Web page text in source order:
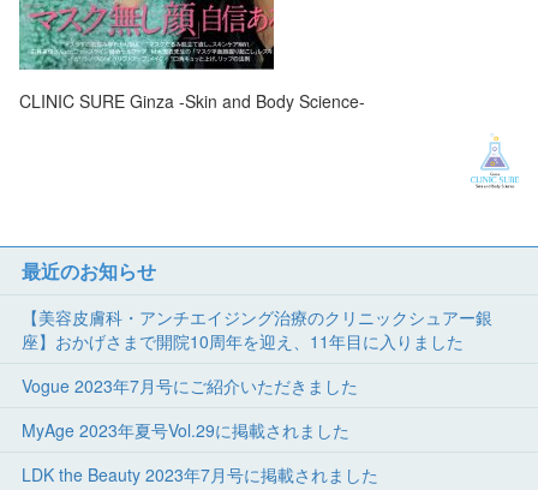
CLINIC SURE Ginza -Skin and Body Science-
最近のお知らせ
【美容皮膚科・アンチエイジング治療のクリニックシュアー銀
座】おかげさまで開院10周年を迎え、11年目に入りました
Vogue 2023年7月号にご紹介いただきました
MyAge 2023年夏号Vol.29に掲載されました
LDK the Beauty 2023年7月号に掲載されました